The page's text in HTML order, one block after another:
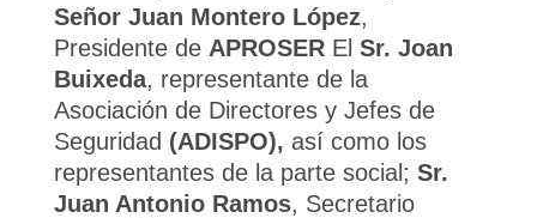
Señor Juan Montero López,
Presidente de APROSEREl Sr. Joan
Buixeda, representante de la
Asociación de Directores y Jefes de
Seguridad (ADISPO), así como los
representantes de la parte social; Sr.
Juan Antonio Ramos, Secretario